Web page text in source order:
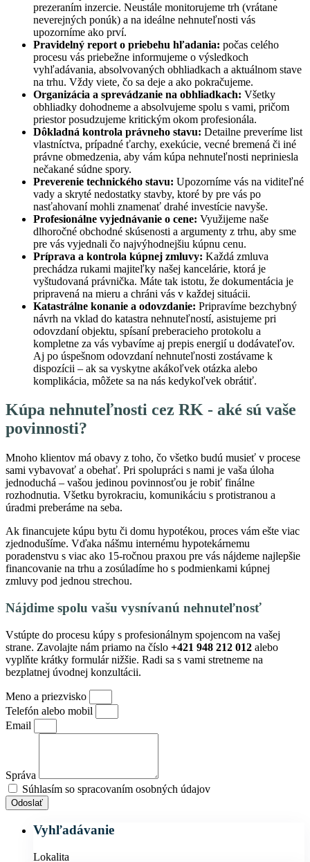
prezeraním inzercie. Neustále monitorujeme trh (vrátane
neverejných ponúk) a na ideálne nehnuteľnosti vás
upozorníme ako prví.
Pravidelný report o priebehu hľadania: počas celého
procesu vás priebežne informujeme o výsledkoch
vyhľadávania, absolvovaných obhliadkach a aktuálnom stave
na trhu. Vždy viete, čo sa deje a ako pokračujeme.
Organizácia a sprevádzanie na obhliadkach: Všetky
obhliadky dohodneme a absolvujeme spolu s vami, pričom
priestor posudzujeme kritickým okom profesionála.
Dôkladná kontrola právneho stavu: Detailne preveríme list
vlastníctva, prípadné ťarchy, exekúcie, vecné bremená či iné
právne obmedzenia, aby vám kúpa nehnuteľnosti nepriniesla
nečakané súdne spory.
Preverenie technického stavu: Upozorníme vás na viditeľné
vady a skryté nedostatky stavby, ktoré by pre vás po
nasťahovaní mohli znamenať drahé investície navyše.
Profesionálne vyjednávanie o cene: Využijeme naše
dlhoročné obchodné skúsenosti a argumenty z trhu, aby sme
pre vás vyjednali čo najvýhodnejšiu kúpnu cenu.
Príprava a kontrola kúpnej zmluvy: Každá zmluva
prechádza rukami majiteľky našej kancelárie, ktorá je
vyštudovaná právnička. Máte tak istotu, že dokumentácia je
pripravená na mieru a chráni vás v každej situácii.
Katastrálne konanie a odovzdanie: Pripravíme bezchybný
návrh na vklad do katastra nehnuteľností, asistujeme pri
odovzdaní objektu, spísaní preberacieho protokolu a
kompletne za vás vybavíme aj prepis energií u dodávateľov.
Aj po úspešnom odovzdaní nehnuteľnosti zostávame k
dispozícii – ak sa vyskytne akákoľvek otázka alebo
komplikácia, môžete sa na nás kedykoľvek obrátiť.
Kúpa nehnuteľnosti cez RK - aké sú vaše
povinnosti?
Mnoho klientov má obavy z toho, čo všetko budú musieť v procese
sami vybavovať a obehať. Pri spolupráci s nami je vaša úloha
jednoduchá – vašou jedinou povinnosťou je robiť finálne
rozhodnutia. Všetku byrokraciu, komunikáciu s protistranou a
úradmi preberáme na seba.
Ak financujete kúpu bytu či domu hypotékou, proces vám ešte viac
zjednodušíme. Vďaka nášmu internému hypotekárnemu
poradenstvu s viac ako 15-ročnou praxou pre vás nájdeme najlepšie
financovanie na trhu a zosúladíme ho s podmienkami kúpnej
zmluvy pod jednou strechou.
Nájdime spolu vašu vysnívanú nehnuteľnosť
Vstúpte do procesu kúpy s profesionálnym spojencom na vašej
strane. Zavolajte nám priamo na číslo +421 948 212 012 alebo
vyplňte krátky formulár nižšie. Radi sa s vami stretneme na
bezplatnej úvodnej konzultácii.
Meno a priezvisko
Telefón alebo mobil
Email
Správa
Súhlasím so spracovaním osobných údajov
Odoslať
Vyhľadávanie
Lokalita